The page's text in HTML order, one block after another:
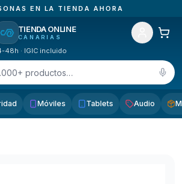
ENTREGADOS HOY EN CANARIAS
TIENDA ONLINE
CANARIAS
48h · IGIC incluido
productos…
Móviles Tablets Audio